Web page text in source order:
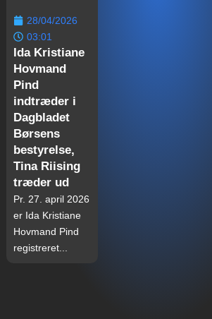
28/04/2026
03:01
Ida Kristiane
Hovmand
Pind
indtræder i
Dagbladet
Børsens
bestyrelse,
Tina Riising
træder ud
Pr. 27. april 2026
er Ida Kristiane
Hovmand Pind
registreret...